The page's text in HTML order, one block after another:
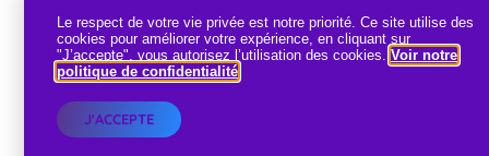
Le respect de votre vie privée est notre priorité. Ce site utilise des
cookies pour améliorer votre expérience, en cliquant sur
"J’accepte", vous autorisez l’utilisation des cookies. Voir notre
politique de confidentialité
J'ACCEPTE